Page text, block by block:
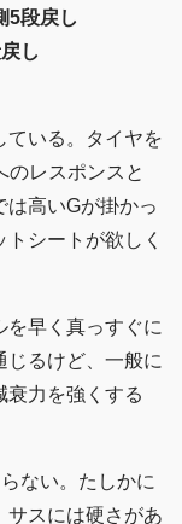
5段戻し
し
ている。タイヤを
レスポンスと
は高いGが掛かっ
シートが欲しく
を早く真っすぐに
じるけど、一般に
衰力を強くする
ない。たしかに
サスには硬さがあ